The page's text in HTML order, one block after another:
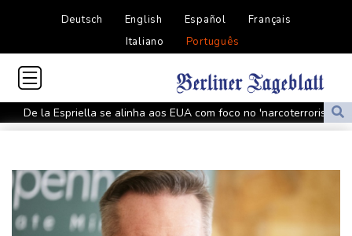
Deutsch English Español
Français
Italiano
Português
De la Espriella se alinha aos EUA com foco no 'narcoterrorismo'
Trump vai recorrer após Justiça bloquear obra de salão de baile
'narcoterrorismo'
De la Espriella assume o poder na Colômbia com apoio de Trump
na guerra contra o tráfico